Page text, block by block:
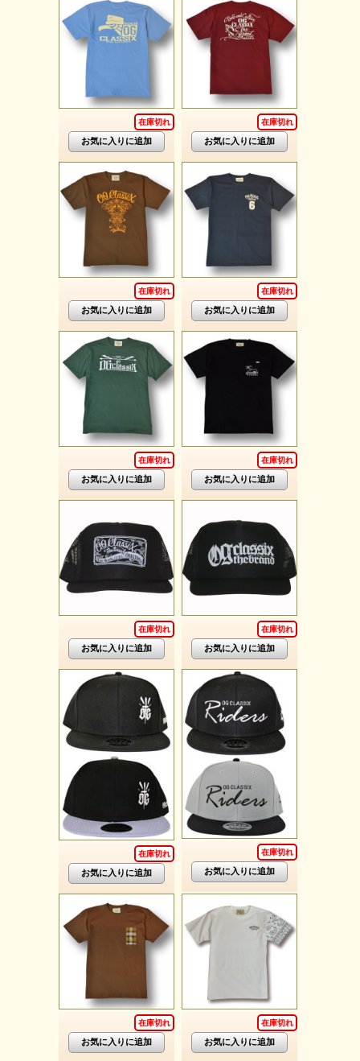
在庫切れ 在庫切れ
在庫切れ 在庫切れ
在庫切れ 在庫切れ
在庫切れ 在庫切れ
在庫切れ 在庫切れ
在庫切れ 在庫切れ